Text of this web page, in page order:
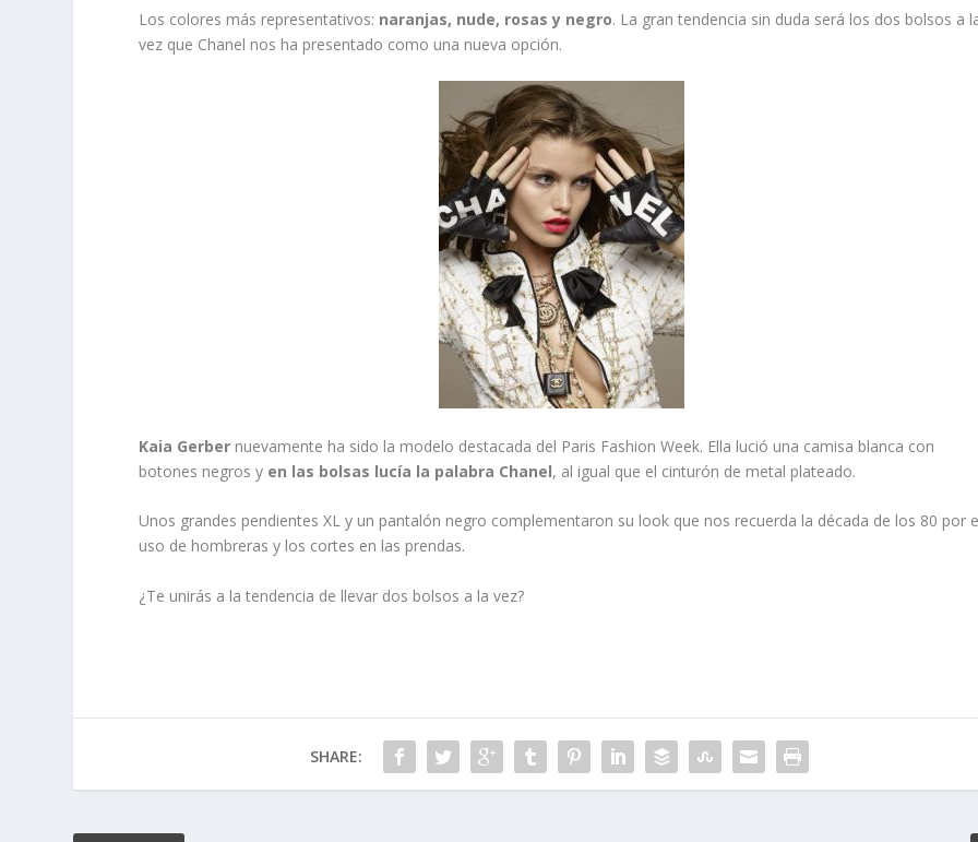
Los colores más representativos: naranjas, nude, rosas y negro. La gran tendencia sin duda será los dos bolsos a
vez que Chanel nos ha presentado como una nueva opción.
Kaia Gerber nuevamente ha sido la modelo destacada del Paris Fashion Week. Ella lució una camisa blanca con
botones negros y en las bolsas lucía la palabra Chanel, al igual que el cinturón de metal plateado.
Unos grandes pendientes XL y un pantalón negro complementaron su look que nos recuerda la década de los 80 por
uso de hombreras y los cortes en las prendas.
¿Te unirás a la tendencia de llevar dos bolsos a la vez?
SHARE: